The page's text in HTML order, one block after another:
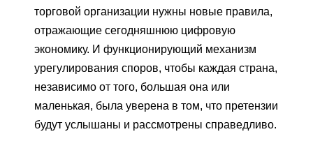
торговой организации нужны новые правила,
отражающие сегодняшнюю цифровую
экономику. И функционирующий механизм
урегулирования споров, чтобы каждая страна,
независимо от того, большая она или
маленькая, была уверена в том, что претензии
будут услышаны и рассмотрены справедливо.